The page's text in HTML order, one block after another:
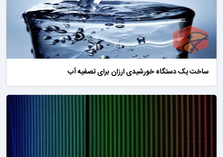
ساخت یک دستگاه خورشیدی ارزان برای تصفیه آب